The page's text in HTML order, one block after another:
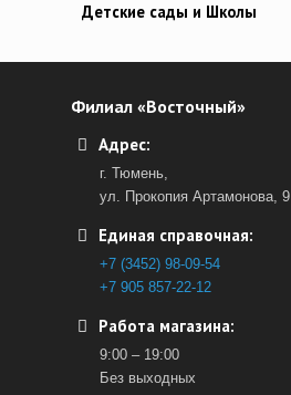
Детские сады и Школы
Филиал «Восточный»
Адрес:
г. Тюмень,
ул. Прокопия Артамонова, 9
Единая справочная:
+7 (3452) 98-09-54
+7 905 857-22-12
Работа магазина:
9:00 – 19:00
Без выходных